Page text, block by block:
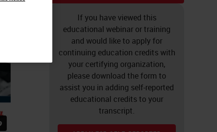
If you have viewed this
educational webinar or training
and would like to apply for
continuing education credits with
your certifying organization,
please download the form to
assist you in adding self-reported
educational credits to your
transcript.